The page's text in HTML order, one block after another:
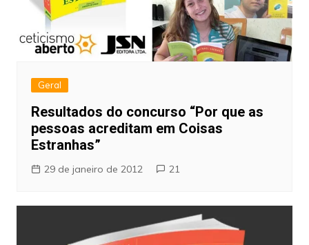
Geral
Resultados do concurso “Por que as
pessoas acreditam em Coisas
Estranhas”
29 de janeiro de 2012 21